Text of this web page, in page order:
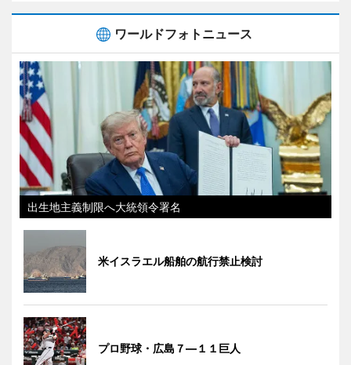
ワールドフォトニュース
出生地主義制限へ大統領令署名
米イスラエル船舶の航行禁止検討
プロ野球・広島７―１１巨人